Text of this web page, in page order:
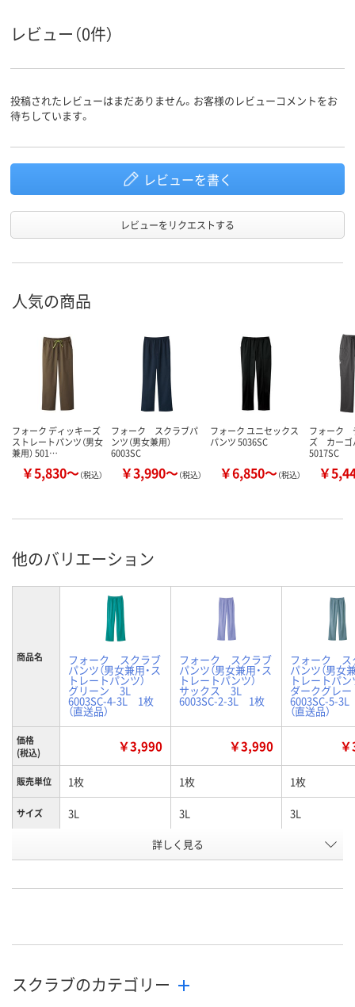
レビュー（0件）
投稿されたレビューはまだありません。お客様のレビューコメントをお
待ちしています。
レビューを書く
レビューをリクエストする
人気の商品
フォーク ディッキーズ
ストレートパンツ（男女
兼用） 501…
￥5,830～（税込）
フォーク スクラブパ
ンツ（男女兼用）
6003SC
￥3,990～（税込）
フォーク ユニセックス
パンツ 5036SC
￥6,850～（税込）
フォーク
ズ カー
5017SC
￥
他のバリエーション
商品名 フォーク スクラブ
パンツ（男女兼用・ス
トレートパンツ）
グリーン 3L
6003SC-4-3L 1枚
（直送品）
フォーク スクラブ
パンツ（男女兼用・ス
トレートパンツ）
サックス 3L
6003SC-2-3L 1枚
フォーク ス
パンツ（男女
トレートパ
ダークグ
6003SC-5-
（直送品）
価格
(税込)
￥3,990 ￥3,990
販売単位 1枚 1枚 1枚
サイズ 3L 3L 3L
サックス ダークグレー
号
お届け日 8月25日（火）まで 8月11日（火） 8月25日（火）
数量 数量
詳しく見る
スクラブのカテゴリー